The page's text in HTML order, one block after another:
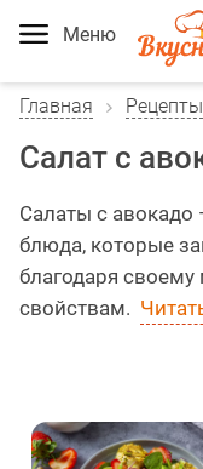
Меню
Главная Рецепты
Салат с
Салаты с авокадо
блюда, которые
благодаря
свойствам.